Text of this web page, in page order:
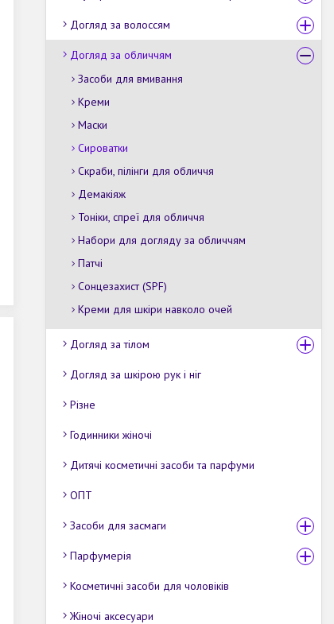
Догляд за волоссям
Догляд за обличчям
Засоби для вмивання
Креми
Маски
Сироватки
Скраби, пілінги для обличчя
Демакіяж
Тоніки, спреї для обличчя
Набори для догляду за обличчям
Патчі
Сонцезахист (SPF)
Креми для шкіри навколо очей
Догляд за тілом
Догляд за шкірою рук і ніг
Різне
Годинники жіночі
Дитячі косметичні засоби та парфуми
ОПТ
Засоби для засмаги
Парфумерія
Косметичні засоби для чоловіків
Жіночі аксесуари